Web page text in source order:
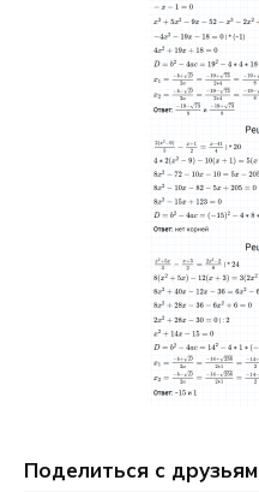
Поделиться с